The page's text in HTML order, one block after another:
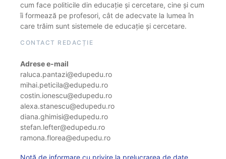
cum face politicile din educație și cercetare, cine și cum
îi formează pe profesori, cât de adecvate la lumea în
care trăim sunt sistemele de educație și cercetare.
CONTACT REDACȚIE
Adrese e-mail
raluca.pantazi@edupedu.ro
mihai.peticila@edupedu.ro
costin.ionescu@edupedu.ro
alexa.stanescu@edupedu.ro
diana.ghimisi@edupedu.ro
stefan.lefter@edupedu.ro
ramona.florea@edupedu.ro
Notă de informare cu privire la prelucrarea de date